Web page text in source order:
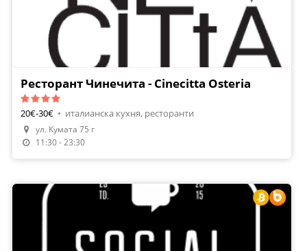
Направи Резервация
Ресторант Чинечита - Cinecitta Osteria
20€-30€ • италианска кухня, ресторанти
ул. Кумата 75 г
11:30 - 23:30